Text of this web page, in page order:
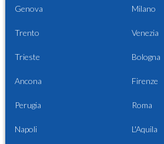
Genova Milano
Trento Venezia
Trieste Bologna
Ancona Firenze
Perugia Roma
Napoli L'Aquila